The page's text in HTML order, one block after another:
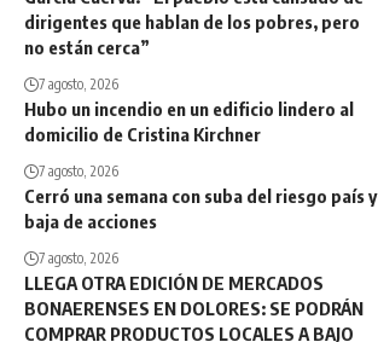
dirigentes que hablan de los pobres, pero
no están cerca”
7 agosto, 2026
Hubo un incendio en un edificio lindero al
domicilio de Cristina Kirchner
7 agosto, 2026
Cerró una semana con suba del riesgo país y
baja de acciones
7 agosto, 2026
LLEGA OTRA EDICIÓN DE MERCADOS
BONAERENSES EN DOLORES: SE PODRÁN
COMPRAR PRODUCTOS LOCALES A BAJO